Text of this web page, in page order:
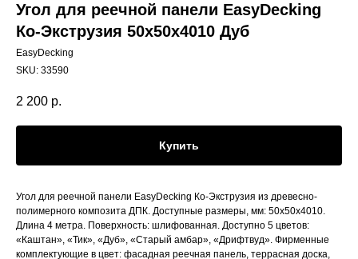
Угол для реечной панели EasyDecking
Ко-Экструзия 50х50х4010 Дуб
EasyDecking
SKU: 33590
2 200 р.
Купить
Угол для реечной панели EasyDecking Ко-Экструзия из древесно-
полимерного композита ДПК. Доступные размеры, мм: 50х50х4010.
Длина 4 метра. Поверхность: шлифованная. Доступно 5 цветов:
«Каштан», «Тик», «Дуб», «Старый амбар», «Дрифтвуд». Фирменные
комплектующие в цвет: фасадная реечная панель, террасная доска,